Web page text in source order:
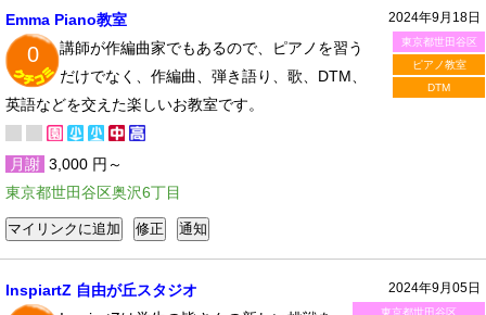
2024年9月18日
東京都世田谷区
ピアノ教室
DTM
Emma Piano教室
0
講師が作編曲家でもあるので、ピアノを習う
だけでなく、作編曲、弾き語り、歌、DTM、
英語などを交えた楽しいお教室です。
月謝 3,000 円～
東京都世田谷区奥沢6丁目
2024年9月05日
東京都世田谷区
InspiartZ 自由が丘スタジオ